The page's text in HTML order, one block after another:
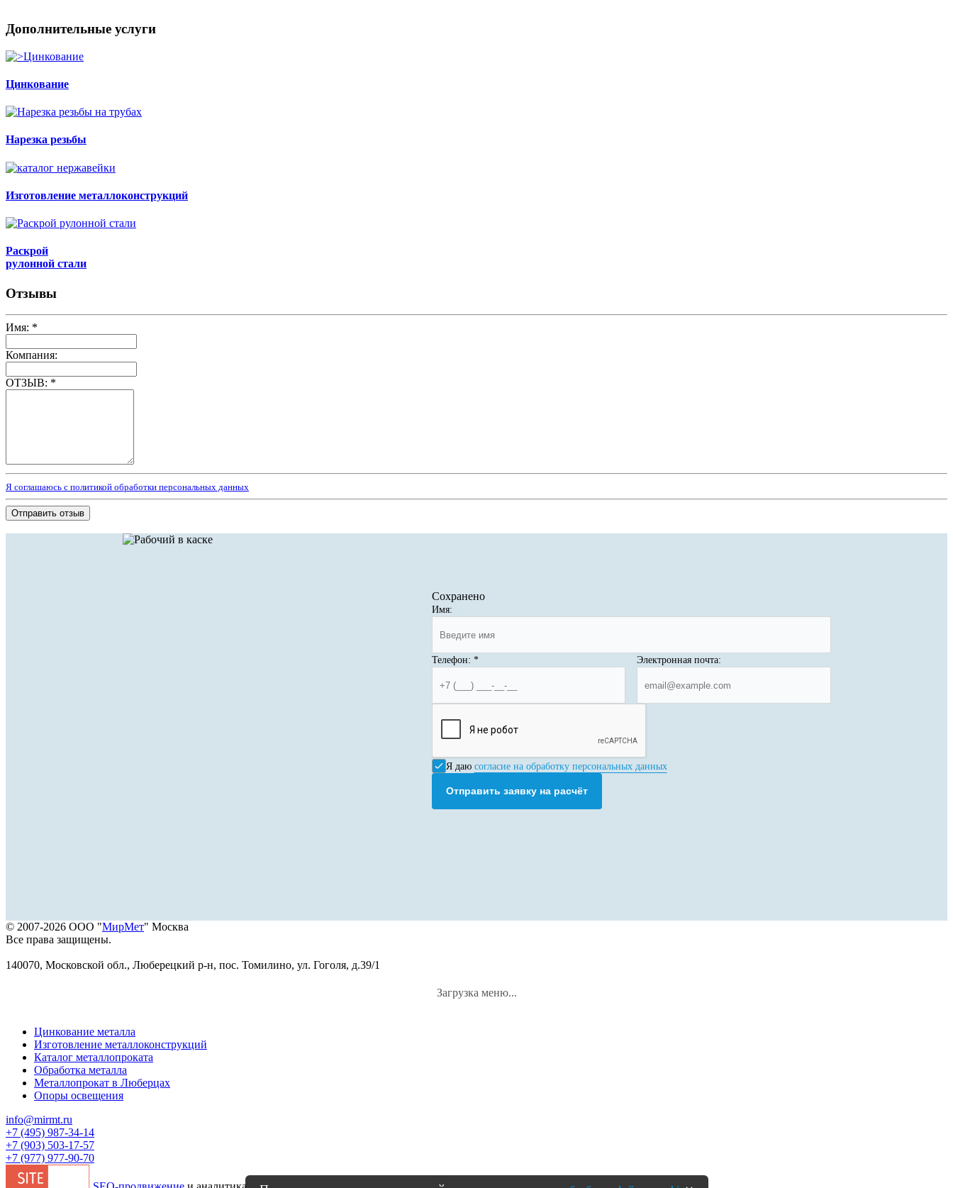
Дополнительные услуги
Цинкование
Нарезка резьбы
Изготовление металлоконструкций
Раскрой
рулонной стали
Отзывы
Имя: *
Компания:
ОТЗЫВ: *
Я соглашаюсь с политикой обработки персональных данных
Отправить отзыв
Сохранено
Имя:
Телефон: * Электронная почта:
Я даю согласие на обработку персональных данных
Отправить заявку на расчёт
© 2007-2026 ООО "МирМет" Москва
Все права защищены.
140070, Московской обл., Люберецкий р-н, пос. Томилино, ул. Гоголя, д.39/1
Загрузка меню...
Цинкование металла
Изготовление металлоконструкций
Каталог металлопроката
Обработка металла
Металлопрокат в Люберцах
Опоры освещения
info@mirmt.ru
+7 (495) 987-34-14
+7 (903) 503-17-57
+7 (977) 977-90-70